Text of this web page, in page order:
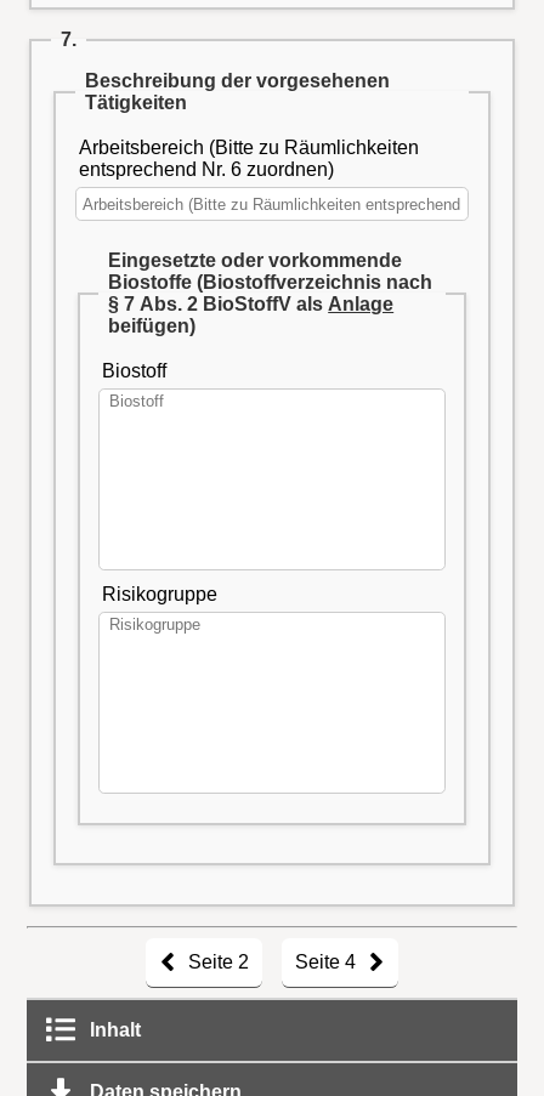
7.
Beschreibung der vorgesehenen
Tätigkeiten
Arbeitsbereich (Bitte zu Räumlichkeiten
entsprechend Nr. 6 zuordnen)
Eingesetzte oder vorkommende
Biostoffe (Biostoffverzeichnis nach
§ 7 Abs. 2 BioStoffV als Anlage
beifügen)
Biostoff
Risikogruppe
Seite 2 Seite 4
Inhalt